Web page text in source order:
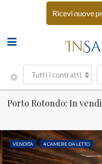
Ricevi nuove
Tutti i contratti
VENDITA 4 CAMERE DA LETTO